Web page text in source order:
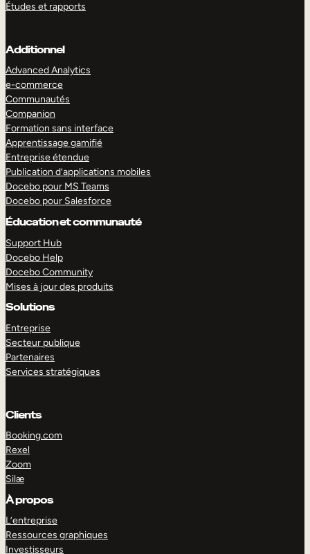
Études et rapports
Additionnel
Advanced Analytics
e-commerce
Communautés
Companion
Formation sans interface
Apprentissage gamifié
Entreprise étendue
Publication d’applications mobiles
Docebo pour MS Teams
Docebo pour Salesforce
Éducation et communauté
Support Hub
Docebo Help
Docebo Community
Mises à jour des produits
Solutions
Entreprise
Secteur publique
Partenaires
Services stratégiques
Clients
Booking.com
Rexel
Zoom
Silæ
À propos
L’entreprise
Ressources graphiques
Investisseurs